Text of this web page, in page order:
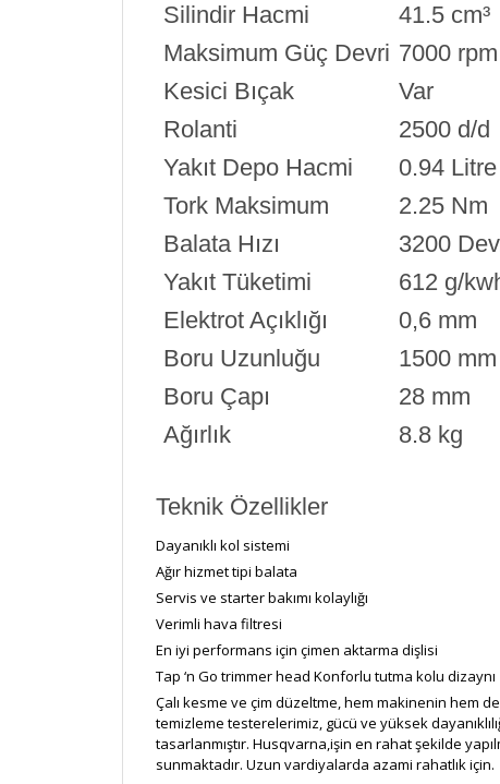
Silindir Hacmi
41.5 cm³
Maksimum Güç Devri 7000 rpm
Kesici Bıçak
Var
Rolanti
2500 d/d
Yakıt Depo Hacmi
0.94 Litre
Tork Maksimum
2.25 Nm
Balata Hızı
3200
Yakıt Tüketimi
612 g/
Elektrot Açıklığı
0,6 mm
Boru Uzunluğu
1500 mm
Boru Çapı
28 mm
Ağırlık
8.8 kg
Teknik Özellikler
Dayanıklı kol sistemi
Ağır hizmet tipi balata
Servis ve starter bakımı kolaylığı
Verimli hava filtresi
En iyi performans için çimen aktarma dişlisi
Tap ‘n Go trimmer head Konforlu tutma kolu dizaynı
Çalı kesme ve çim düzeltme, hem makinenin hem
temizleme testerelerimiz, gücü ve yüksek
tasarlanmıştır. Husqvarna,işin en rahat şekilde
sunmaktadır. Uzun vardiyalarda azami rahatlık için.